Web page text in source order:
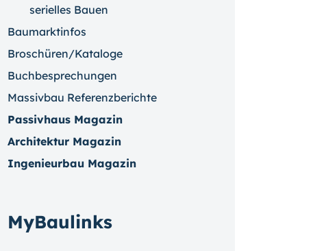
serielles Bauen
Baumarktinfos
Broschüren/Kataloge
Buchbesprechungen
Massivbau Referenzberichte
Passivhaus Magazin
Architektur Magazin
Ingenieurbau Magazin
MyBaulinks